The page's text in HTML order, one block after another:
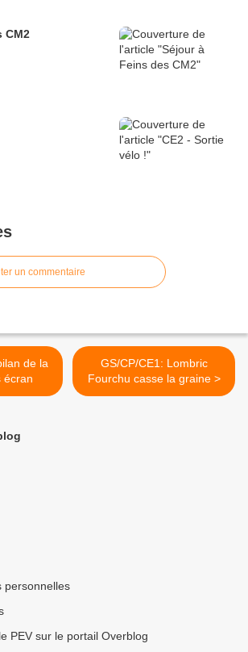
CM2
un commentaire
écran
GS/CP/CE1: Lombric
Fourchu casse la graine >
personnelles
PEV sur le portail Overblog